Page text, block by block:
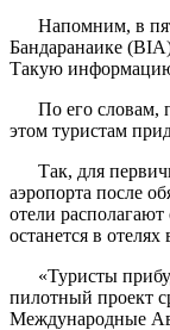
Напомним, в
Бандаранаике
Такую информацию
По его словам,
этом туристам
Так, для
аэропорта после
отели
останется в
«Туристы
пилотный проект
Международные